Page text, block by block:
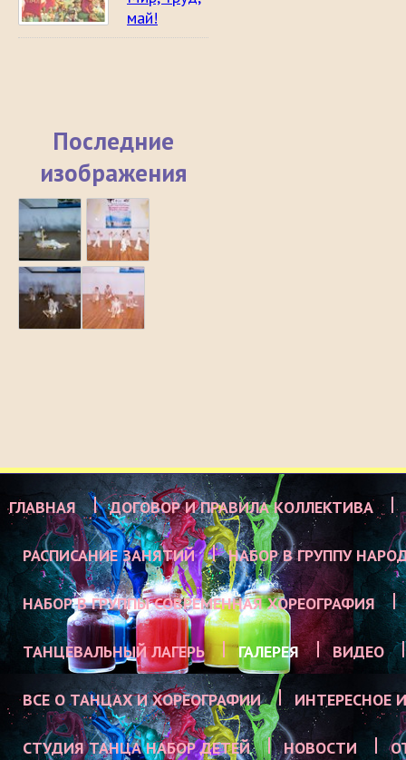
май!
Последние
изображения
ГЛАВНАЯ ДОГОВОР И ПРАВИЛА КОЛЛЕКТИВА
РАСПИСАНИЕ ЗАНЯТИЙ НАБОР В ГРУППУ
НАБОР В ГРУППЫ СОВРЕМЕННАЯ ХОРЕОГРАФИЯ
ТАНЦЕВАЛЬНЫЙ ЛАГЕРЬ ГАЛЕРЕЯ ВИДЕО
ВСЕ О ТАНЦАХ И ХОРЕОГРАФИИ ИНТЕРЕСНОЕ
СТУДИЯ ТАНЦА НАБОР ДЕТЕЙ НОВОСТИ